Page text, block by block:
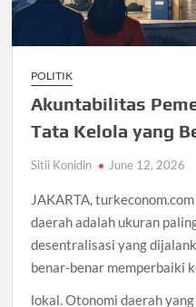
POLITIK
Akuntabilitas
Tata Kelola yang
Sitii Konidin June 12, 2026
JAKARTA,
daerah adalah ukuran
desentralisasi yang
benar-benar memperbaiki
lokal. Otonomi daerah